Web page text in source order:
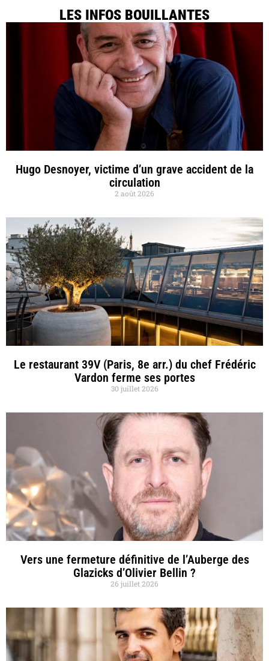
LES INFOS BOUILLANTES
Hugo Desnoyer, victime d’un grave accident de la
circulation
2 août 2026
Le restaurant 39V (Paris, 8e arr.) du chef Frédéric
Vardon ferme ses portes
30 juillet 2026
Vers une fermeture définitive de l’Auberge des
Glazicks d’Olivier Bellin ?
26 juillet 2026